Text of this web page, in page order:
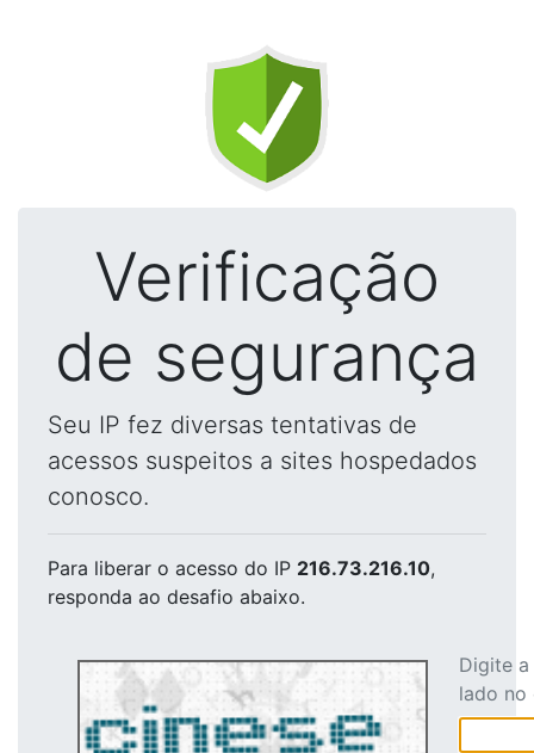
Verificação
de segurança
Seu IP fez diversas tentativas de
acessos suspeitos a sites hospedados
conosco.
Para liberar o acesso do IP 216.73.216.10,
responda ao desafio abaixo.
Digite
lado no